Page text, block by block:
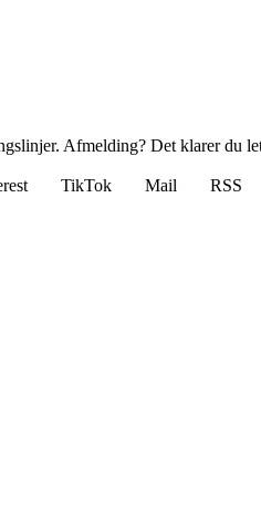
Afmelding? Det klarer du
TikTok Mail
RSS